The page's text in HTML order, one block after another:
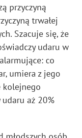
przyczyną
trwałej
Szacuje się, że
udaru w
co
umiera z jego
kolejnego
aż 20%